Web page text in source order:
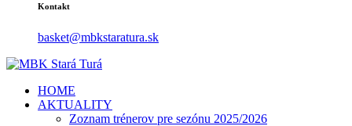
Kontakt
basket@mbkstaratura.sk
HOME
AKTUALITY
Zoznam trénerov pre sezónu 2025/2026